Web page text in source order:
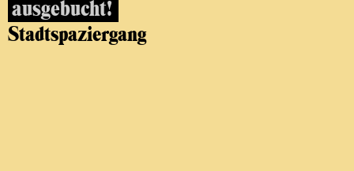
ausgebucht!
Stadtspaziergang